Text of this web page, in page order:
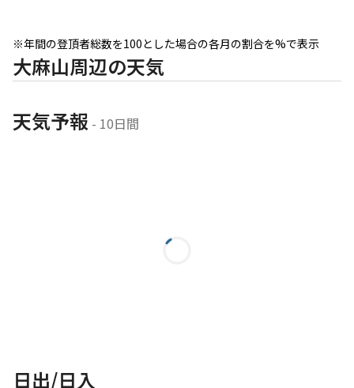
※年間の登頂者総数を100とした場合の各月の割合を%で表示
大麻山周辺の天気
天気予報 - 10日間
日出/日入